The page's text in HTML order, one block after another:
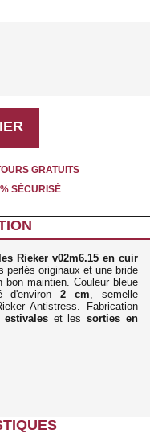
GRATUITS
SÉCURISÉ
Rieker v02m6.15 en cuir
perlés originaux et une bride
maintien. Couleur bleue
d'environ2 cm , semelle
Antistress. Fabrication
estivaleset lessorties en